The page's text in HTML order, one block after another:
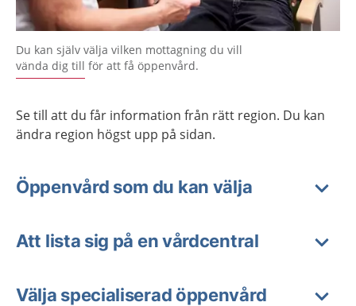
Du kan själv välja vilken mottagning du vill
vända dig till för att få öppenvård.
Se till att du får information från rätt region. Du kan
ändra region högst upp på sidan.
Öppenvård som du kan välja
Att lista sig på en vårdcentral
Välja specialiserad öppenvård